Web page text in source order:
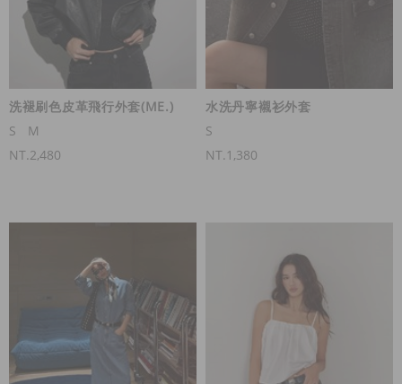
洗褪刷色皮革飛行外套(ME.)
S
M
NT.2,480
水洗丹寧襯衫外套
S
NT.1,380